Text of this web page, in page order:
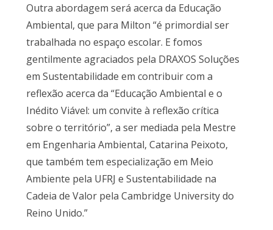
Outra abordagem será acerca da Educação
Ambiental, que para Milton “é primordial ser
trabalhada no espaço escolar. E fomos
gentilmente agraciados pela DRAXOS Soluções
em Sustentabilidade em contribuir com a
reflexão acerca da “Educação Ambiental e o
Inédito Viável: um convite à reflexão crítica
sobre o território”, a ser mediada pela Mestre
em Engenharia Ambiental, Catarina Peixoto,
que também tem especialização em Meio
Ambiente pela UFRJ e Sustentabilidade na
Cadeia de Valor pela Cambridge University do
Reino Unido.”